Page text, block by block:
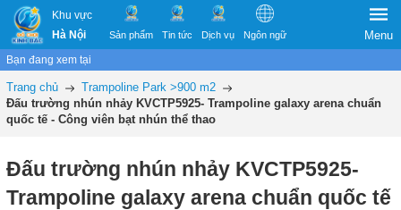
Khu vực
Hà Nội
Sản phẩm Tin tức Dịch vụ Ngôn ngữ Menu
Bạn đang xem tại
Trang chủ
Trampoline Park >900 m2
Đấu trường nhún nhảy KVCTP5925- Trampoline galaxy arena chuẩn
quốc tế - Công viên bạt nhún thể thao
Đấu trường nhún nhảy KVCTP5925-
Trampoline galaxy arena chuẩn quốc tế